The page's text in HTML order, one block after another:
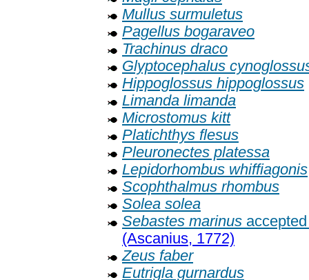
Mullus surmuletus
Pagellus bogaraveo
Trachinus draco
Glyptocephalus
Hippoglossus hippoglossus
Limanda limanda
Microstomus kitt
Platichthys flesus
Pleuronectes platessa
Lepidorhombus whiffiagonis
Scophthalmus rhombus
Solea solea
Sebastes marinus
(Ascanius, 1772)
Zeus faber
Eutrigla gurnardus